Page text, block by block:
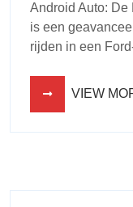
Android Auto: De
is een
rijden in een
VIEW